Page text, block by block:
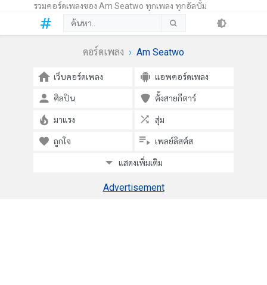
รวมคอร์ดเพลงของ Am Seatwo ทุกเพลง ทุกอัลบั้ม
คอร์ดเพลง Am Seatwo
เว็บคอร์ดเพลง แอพคอร์ดเพลง
ศิลปิน ตั้งสายกีตาร์
มาแรง สุ่ม
ถูกใจ เพลย์ลิสต์ส
แสดงเพิ่มเติม
Advertisement